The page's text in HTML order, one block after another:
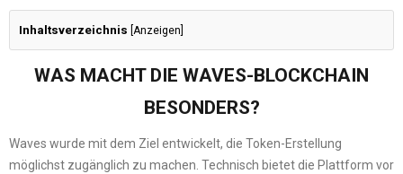
Inhaltsverzeichnis Anzeigen
WAS MACHT DIE WAVES-BLOCKCHAIN
BESONDERS?
Waves wurde mit dem Ziel entwickelt, die Token-Erstellung
möglichst zugänglich zu machen. Technisch bietet die Plattform vor